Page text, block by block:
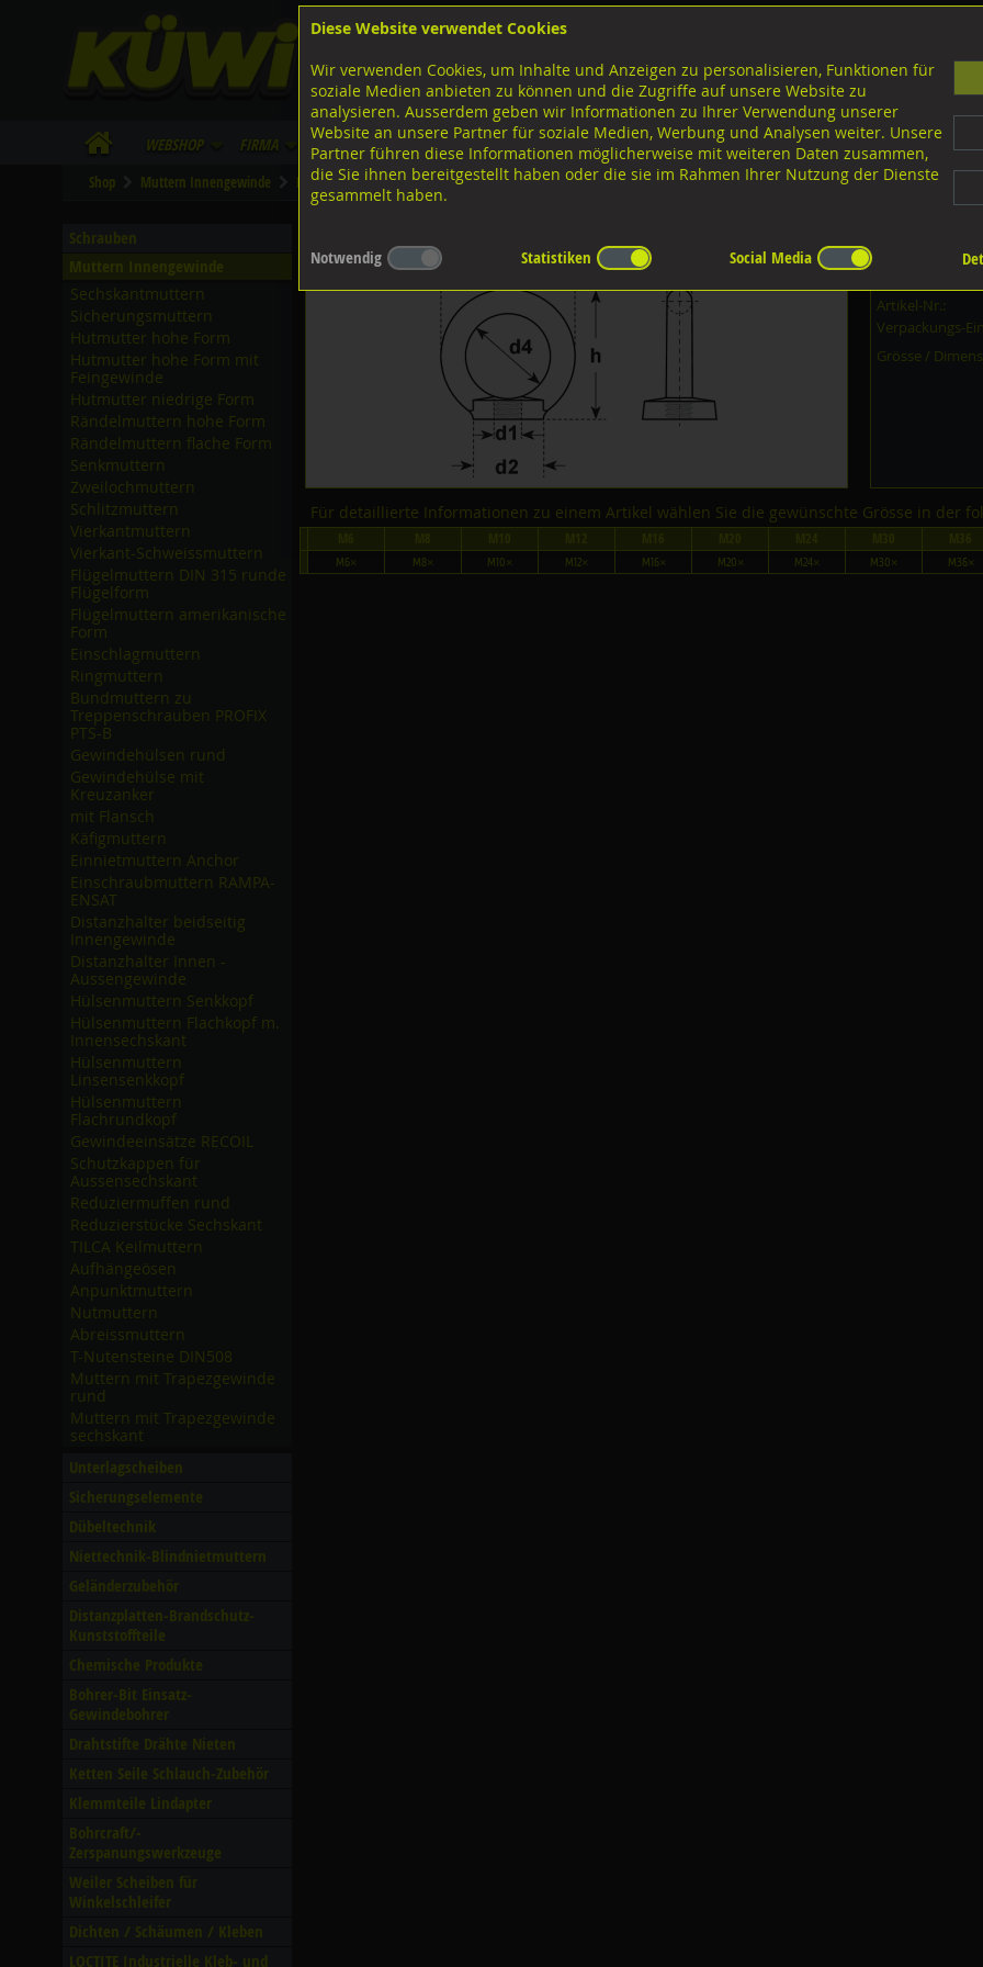
Lagerstrasse 8
Tel. 043 455 20 30
FB
IG
WebShop Firma Lieferinfo Infos/Downloads
Shop Muttern Innengewinde Ringmuttern A4 rostfrei
Schrauben
Sechskantmuttern
Sicherungsmuttern
Hutmutter hohe Form
Hutmutter hohe Form mit
Feingewinde
Hutmutter niedrige Form
Rändelmuttern hohe Form
Rändelmuttern flache Form
Senkmuttern
Zweilochmuttern
Schlitzmuttern
Vierkantmuttern
Vierkant-Schweissmuttern
Flügelmuttern DIN 315 runde
Flügelform
Flügelmuttern amerikanische
Form
Einschlagmuttern
Ringmuttern
Bundmuttern zu
Treppenschrauben PROFIX
PTS-B
Gewindehülsen rund
Gewindehülse mit
Kreuzanker
mit Flansch
Käfigmuttern
Einnietmuttern Anchor
Einschraubmuttern RAMPA-
ENSAT
Distanzhalter beidseitig
Innengewinde
Distanzhalter Innen -
Aussengewinde
Hülsenmuttern Senkkopf
Hülsenmuttern Flachkopf m.
Innensechskant
Hülsenmuttern
Linsensenkkopf
Hülsenmuttern
Flachrundkopf
Gewindeeinsätze RECOIL
Schutzkappen für
Aussensechskant
Reduziermuffen rund
Reduzierstücke Sechskant
TILCA Keilmuttern
Aufhängeösen
Anpunktmuttern
Nutmuttern
Abreissmuttern
T-Nutensteine DIN508
Muttern mit Trapezgewinde
rund
Muttern mit Trapezgewinde
sechskant
Unterlagscheiben
Sicherungselemente
Dübeltechnik
Niettechnik-Blindnietmuttern
Geländerzubehör
Distanzplatten-Brandschutz-
Kunststoffteile
Chemische Produkte
Bohrer-Bit Einsatz-
Gewindebohrer
Drahtstifte Drähte Nieten
Ketten Seile Schlauch-Zubehör
Klemmteile Lindapter
Bohrcraft/­
Zerspanungswerkzeuge
Weiler Scheiben für
Winkelschleifer
Dichten /­ Schäumen /­ Kleben
LOCTITE Industrielle Kleb- und
Dieser
Artikel-Nr.:
Verpackungs-
Grösse /
Für detaillierte Informationen zu einem Artikel wählen Sie die gewünschte Grösse in der
M6× M8× M10× M12× M16× M20× M24× M30× M36×
Diese Website verwendet Cookies
Wir verwenden Cookies, um Inhalte und Anzeigen zu personalisieren, Funktionen für
soziale Medien anbieten zu können und die Zugriffe auf unsere Website zu
analysieren. Ausserdem geben wir Informationen zu Ihrer Verwendung unserer
Website an unsere Partner für soziale Medien, Werbung und Analysen weiter. Unsere
Partner führen diese Informationen möglicherweise mit weiteren Daten zusammen,
die Sie ihnen bereitgestellt haben oder die sie im Rahmen Ihrer Nutzung der Dienste
gesammelt haben.
Notwendig Statistiken Social Media